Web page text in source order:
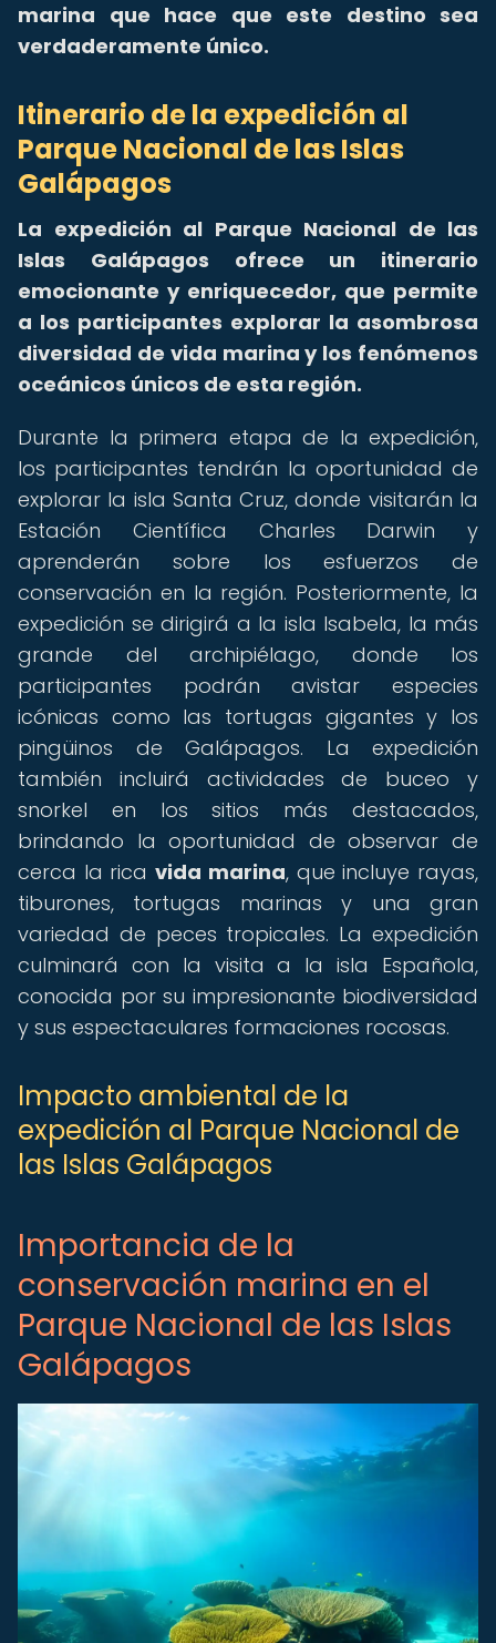
marina que hace que este destino sea
verdaderamente único.
Itinerario de la expedición al
Parque Nacional de las Islas
Galápagos
La expedición al Parque Nacional de las
Islas Galápagos ofrece un itinerario
emocionante y enriquecedor, que permite
a los participantes explorar la asombrosa
diversidad de vida marina y los fenómenos
oceánicos únicos de esta región.
Durante la primera etapa de la expedición,
los participantes tendrán la oportunidad de
explorar la isla Santa Cruz, donde visitarán la
Estación Científica Charles Darwin y
aprenderán sobre los esfuerzos de
conservación en la región. Posteriormente, la
expedición se dirigirá a la isla Isabela, la más
grande del archipiélago, donde los
participantes podrán avistar especies
icónicas como las tortugas gigantes y los
pingüinos de Galápagos. La expedición
también incluirá actividades de buceo y
snorkel en los sitios más destacados,
brindando la oportunidad de observar de
cerca la ricavida marina, que incluye rayas,
tiburones, tortugas marinas y una gran
variedad de peces tropicales. La expedición
culminará con la visita a la isla Española,
conocida por su impresionante biodiversidad
y sus espectaculares formaciones rocosas.
Impacto ambiental de la
expedición al Parque Nacional de
las Islas Galápagos
Importancia de la
conservación marina en el
Parque Nacional de las Islas
Galápagos